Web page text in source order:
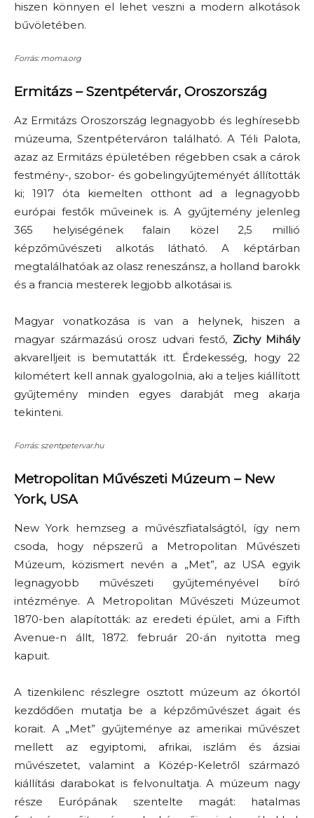
hiszen könnyen el lehet veszni a modern alkotások
bűvöletében.
Forrás: moma.org
Ermitázs – Szentpétervár, Oroszország
Az Ermitázs Oroszország legnagyobb és leghíresebb
múzeuma, Szentpéterváron található. A Téli Palota,
azaz az Ermitázs épületében régebben csak a cárok
festmény-, szobor- és gobelingyűjteményét állították
ki; 1917 óta kiemelten otthont ad a legnagyobb
európai festők műveinek is. A gyűjtemény jelenleg
365 helyiségének falain közel 2,5 millió
képzőművészeti alkotás látható. A képtárban
megtalálhatóak az olasz reneszánsz, a holland barokk
és a francia mesterek legjobb alkotásai is.
Magyar vonatkozása is van a helynek, hiszen a
magyar származású orosz udvari festő, Zichy Mihály
akvarelljeit is bemutatták itt. Érdekesség, hogy 22
kilométert kell annak gyalogolnia, aki a teljes kiállított
gyűjtemény minden egyes darabját meg akarja
tekinteni.
Forrás: szentpetervar.hu
Metropolitan Művészeti Múzeum – New
York, USA
New York hemzseg a művészfiatalságtól, így nem
csoda, hogy népszerű a Metropolitan Művészeti
Múzeum, közismert nevén a „Met”, az USA egyik
legnagyobb művészeti gyűjteményével bíró
intézménye. A Metropolitan Művészeti Múzeumot
1870-ben alapították: az eredeti épület, ami a Fifth
Avenue-n állt, 1872. február 20-án nyitotta meg
kapuit.
A tizenkilenc részlegre osztott múzeum az ókortól
kezdődően mutatja be a képzőművészet ágait és
korait. A „Met” gyűjteménye az amerikai művészet
mellett az egyiptomi, afrikai, iszlám és ázsiai
művészetet, valamint a Közép-Keletről származó
kiállítási darabokat is felvonultatja. A múzeum nagy
része Európának szentelte magát: hatalmas